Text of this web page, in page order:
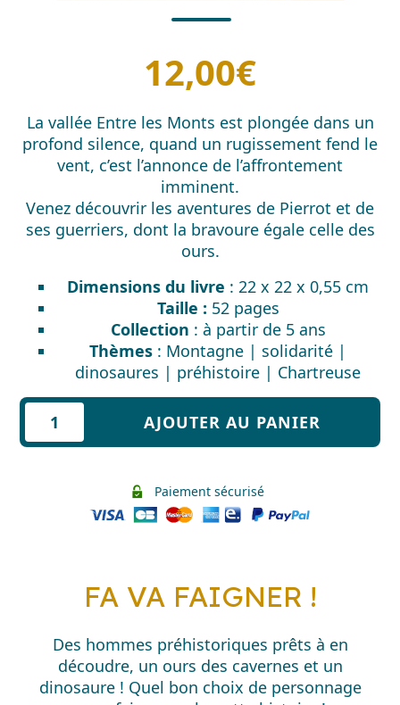
12,00€
La vallée Entre les Monts est plongée dans un
profond silence, quand un rugissement fend le
vent, c’est l’annonce de l’affrontement
imminent.
Venez découvrir les aventures de Pierrot et de
ses guerriers, dont la bravoure égale celle des
ours.
Dimensions du livre : 22 x 22 x 0,55 cm
Taille : 52 pages
Collection : à partir de 5 ans
Thèmes : Montagne | solidarité |
dinosaures | préhistoire | Chartreuse
quantité
de
AJOUTER AU PANIER
Paiement sécurisé
FA VA FAIGNER !
Des hommes préhistoriques prêts à en
découdre, un ours des cavernes et un
dinosaure ! Quel bon choix de personnage